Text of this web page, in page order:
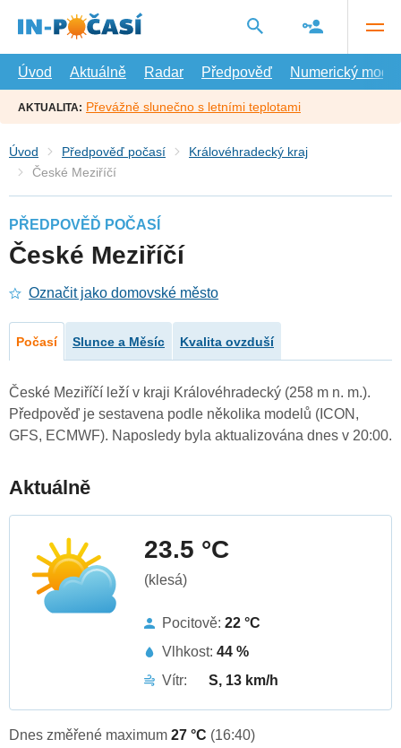
hlavní
Úvod
Aktuálně Radar Předpověď Numerický model
AKTUALITA: Převážně slunečno s letními teplotami
Úvod Předpověď počasí
Královéhradecký kraj
České Meziříčí
PŘEDPOVĚĎ POČASÍ
České Meziříčí
Označit jako domovské město
Počasí Slunce a Měsíc Kvalita ovzduší
České Meziříčí leží v kraji Královéhradecký (258 m n. m.).
Předpověď je sestavena podle několika modelů (ICON,
GFS, ECMWF). Naposledy byla aktualizována dnes v 20:00.
Aktuálně
23.5 °C
(klesá)
Pocitově: 22 °C
Vlhkost: 44 %
Vítr:
S, 13 km/h
Dnes změřené maximum 27 °C (16:40)